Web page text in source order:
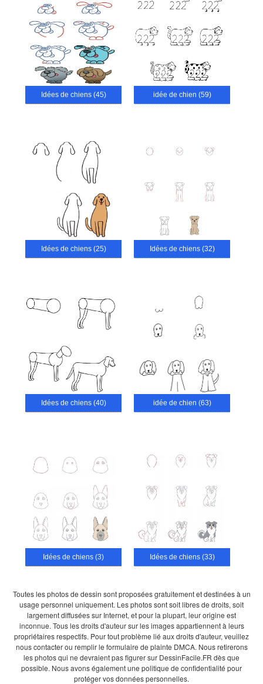
Idées de chiens (45) idée de chien (59)
Idées de chiens (25) Idées de chiens (32)
Idées de chiens (40) idée de chien (63)
Idées de chiens (3) Idées de chiens (33)
Toutes les photos de dessin sont proposées gratuitement et destinées à un
usage personnel uniquement. Les photos sont soit libres de droits, soit
largement diffusées sur Internet, et pour la plupart, leur origine est
inconnue. Tous les droits d'auteur sur les images appartiennent à leurs
propriétaires respectifs. Pour tout problème lié aux droits d'auteur, veuillez
nous contacter ou remplir le formulaire de plainte DMCA. Nous retirerons
les photos qui ne devraient pas figurer sur DessinFacile.FR dès que
possible. Nous avons également une politique de confidentialité pour
protéger vos données personnelles.